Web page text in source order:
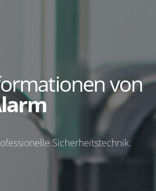
von
Sicherheitstechnik.